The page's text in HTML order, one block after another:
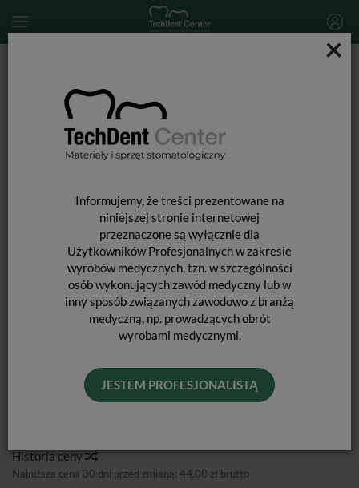
×
Informujemy, że treści prezentowane na
niniejszej stronie internetowej
przeznaczone są wyłącznie dla
Użytkowników Profesjonalnych w zakresie
wyrobów medycznych, tzn. w szczególności
osób wykonujących zawód medyczny lub w
inny sposób związanych zawodowo z branżą
medyczną, np. prowadzących obrót
wyrobami medycznymi.
JESTEM PROFESJONALISTĄ
Leki i preparaty stomatologiczne
GUTAP ORANGE / 10 ML
Chema
Historia ceny
Najniższa cena 30 dni przed zmianą: 44,00 zł brutto